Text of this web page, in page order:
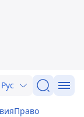
Рус
Право